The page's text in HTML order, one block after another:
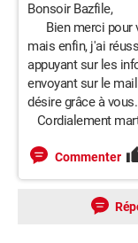
Bonsoir Bazfile,
Bien merci pour
mais enfin, j'ai
appuyant sur les
envoyant sur le
désire grâce à vous.
Cordialement
Commenter